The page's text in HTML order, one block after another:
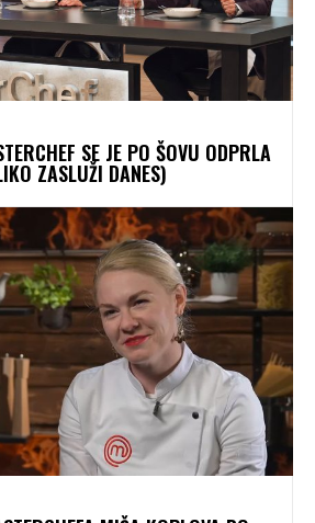
SE JE PO ŠOVU ODPRLA
ZASLUŽI DANES)